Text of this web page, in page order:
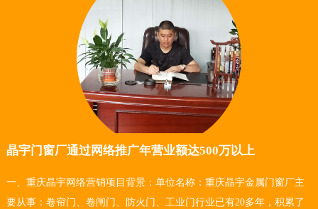
晶宇门窗厂通过网络推广年营业额达500万以上
一、重庆晶宇网络营销项目背景：单位名称：重庆晶宇金属门窗厂主
要从事：卷帘门、卷闸门、防火门、工业门行业已有20多年，积累了